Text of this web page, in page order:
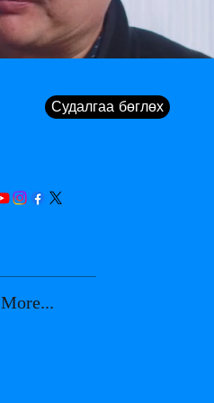
Судалгаа бөглөх
More...